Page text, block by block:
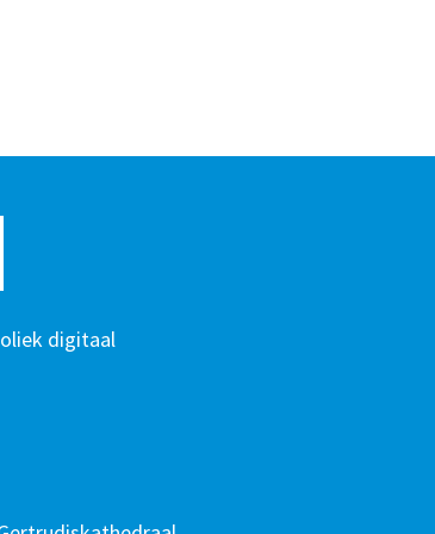
digitaal